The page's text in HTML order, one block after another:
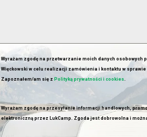
Wyrażam zgodę na przetwarzanie moich danych osobowych
Więckowski w celu realizacji zamówienia i kontaktu w
Zapoznałem/am się z Polityką prywatności i cookies.
Wyrażam zgodę na przesyłanie informacji handlowych,
elektroniczną przez LukCamp. Zgoda jest dobrowolna i